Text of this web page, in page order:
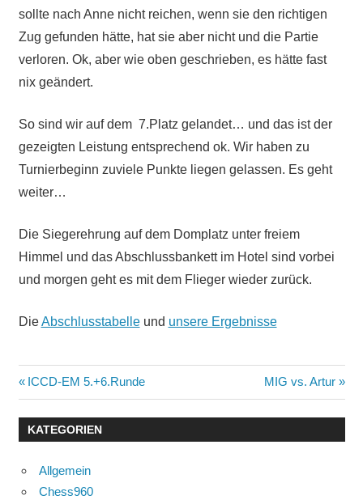
sollte nach Anne nicht reichen, wenn sie den richtigen
Zug gefunden hätte, hat sie aber nicht und die Partie
verloren. Ok, aber wie oben geschrieben, es hätte fast
nix geändert.
So sind wir auf dem 7.Platz gelandet… und das ist der
gezeigten Leistung entsprechend ok. Wir haben zu
Turnierbeginn zuviele Punkte liegen gelassen. Es geht
weiter…
Die Siegerehrung auf dem Domplatz unter freiem
Himmel und das Abschlussbankett im Hotel sind vorbei
und morgen geht es mit dem Flieger wieder zurück.
DieAbschlusstabelleund unsere Ergebnisse
Beitragsnavigation
Vorheriger
Beitrag:
ICCD-EM 5.+6.Runde
Nächster
Beitrag:
MIG vs. Artur
KATEGORIEN
Allgemein
Chess960